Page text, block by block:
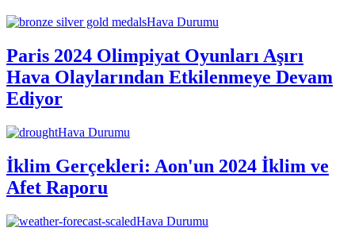
Hava Durumu
Paris 2024 Olimpiyat Oyunları Aşırı
Hava Olaylarından Etkilenmeye Devam
Ediyor
Hava Durumu
İklim Gerçekleri: Aon'un 2024 İklim ve
Afet Raporu
Hava Durumu